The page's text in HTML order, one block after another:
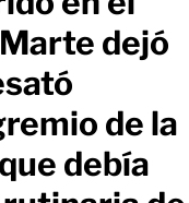
dejó
de la
debía